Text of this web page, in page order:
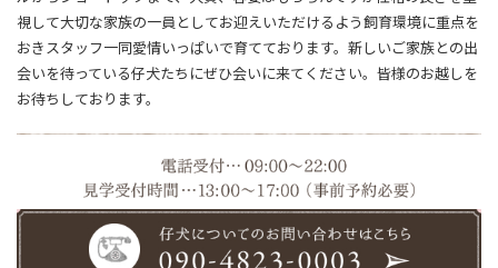
視して大切な家族の一員としてお迎えいただけるよう飼育環境に重点を
おきスタッフ一同愛情いっぱいで育てております。新しいご家族との出
会いを待っている仔犬たちにぜひ会いに来てください。皆様のお越しを
お待ちしております。